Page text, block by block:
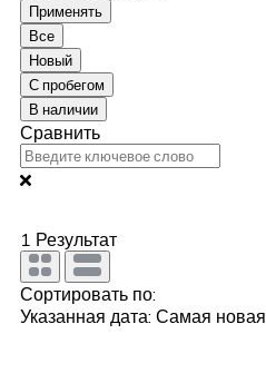
Применять
Все
Новый
С пробегом
В наличии
Сравнить
1 Результат
Сортировать по:
Указанная дата: Самая новая